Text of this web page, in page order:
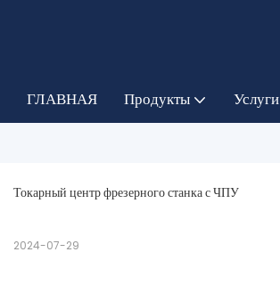
ГЛАВНАЯ Продукты Услуги
Токарный центр фрезерного станка с ЧПУ
2024-07-29